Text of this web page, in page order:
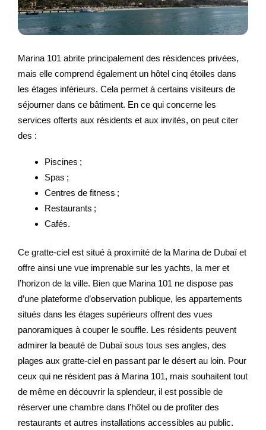
Marina 101 abrite principalement des résidences privées,
mais elle comprend également un hôtel cinq étoiles dans
les étages inférieurs. Cela permet à certains visiteurs de
séjourner dans ce bâtiment. En ce qui concerne les
services offerts aux résidents et aux invités, on peut citer
des :
Piscines ;
Spas ;
Centres de fitness ;
Restaurants ;
Cafés.
Ce gratte-ciel est situé à proximité de la Marina de Dubaï et
offre ainsi une vue imprenable sur les yachts, la mer et
l’horizon de la ville. Bien que Marina 101 ne dispose pas
d’une plateforme d’observation publique, les appartements
situés dans les étages supérieurs offrent des vues
panoramiques à couper le souffle. Les résidents peuvent
admirer la beauté de Dubaï sous tous ses angles, des
plages aux gratte-ciel en passant par le désert au loin. Pour
ceux qui ne résident pas à Marina 101, mais souhaitent tout
de même en découvrir la splendeur, il est possible de
réserver une chambre dans l’hôtel ou de profiter des
restaurants et autres installations accessibles au public.